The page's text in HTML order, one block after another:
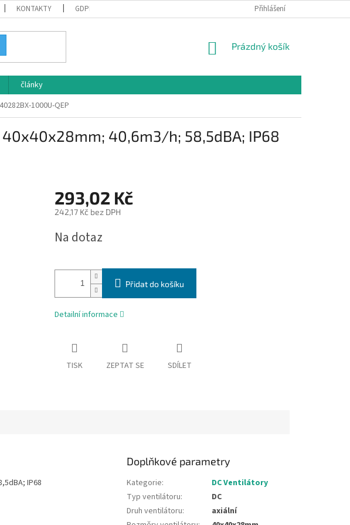
KONTAKTY GDPR Přihlášení
NÁKUPNÍ
Prázdný košík
články
1000U-QEP
40,6m3/h; 58,5dBA; IP68
293,02 Kč
242,17 Kč bez DPH
cena:
Na dotaz
Přidat do košíku
Detailní informace
TISK ZEPTAT SE SDÍLET
IP68
Doplňkové parametry
Kategorie:
DC Ventilátory
Typ ventilátoru:
DC
Druh ventilátoru:
axiální